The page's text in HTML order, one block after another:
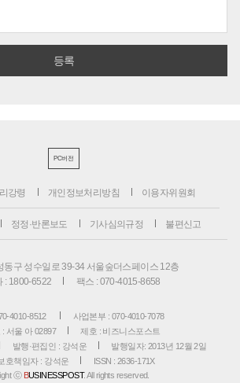
PC버전
강령 개인정보처리방침 이용자위원회
정정·반론보도 기사심의규정 불편신고
동구 성수일로 39-34 서울숲더스페이스 12층
: 1800-6522
팩스 : 070-4015-8658
4010-8512
사업본부 : 070-4010-7078
서울 아 02897
제호 : 비즈니스포스트
발행·편집인 : 강석운
발행일자: 2013년 12월 2일
호책임자 : 강석운
ISSN : 2636-171X
ⓒ BUSINESSPOST. All rights reserved.